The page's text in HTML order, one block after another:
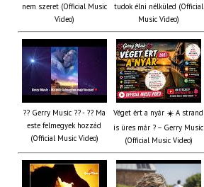
nem szeret (Official Music
Video)
tudok élni nélküled (Official
Music Video)
?? Gerry Music ?? - ?? Ma
este felmegyek hozzád
(Official Music Video)
Véget ért a nyár ☀️ A strand
is üres már ? – Gerry Music
(Official Music Video)